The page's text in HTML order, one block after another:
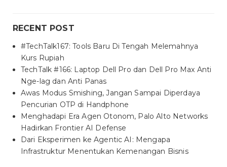
RECENT POST
#TechTalk167: Tools Baru Di Tengah Melemahnya
Kurs Rupiah
TechTalk #166: Laptop Dell Pro dan Dell Pro Max Anti
Nge-lag dan Anti Panas
Awas Modus Smishing, Jangan Sampai Diperdaya
Pencurian OTP di Handphone
Menghadapi Era Agen Otonom, Palo Alto Networks
Hadirkan Frontier AI Defense
Dari Eksperimen ke Agentic AI: Mengapa
Infrastruktur Menentukan Kemenangan Bisnis